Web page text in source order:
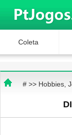
Coleta
# >> Hobbies,